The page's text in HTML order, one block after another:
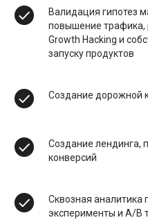
Валидация гипотез
повышение трафика,
Growth Hacking и
запуску продуктов
Создание дорожной
Создание лендинга,
конверсий
Сквозная аналитика
эксперименты и А/В